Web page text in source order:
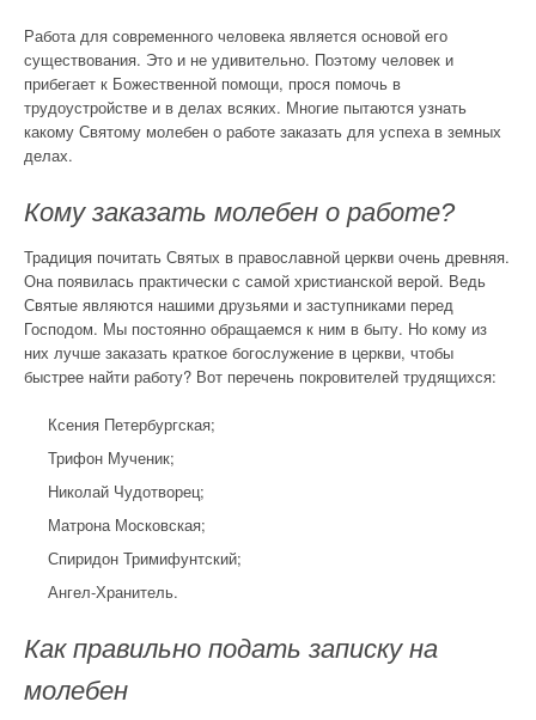
Работа для современного человека является основой его
существования. Это и не удивительно. Поэтому человек и
прибегает к Божественной помощи, прося помочь в
трудоустройстве и в делах всяких. Многие пытаются узнать
какому Святому молебен о работе заказать для успеха в земных
делах.
Кому заказать молебен о работе?
Традиция почитать Святых в православной церкви очень древняя.
Она появилась практически с самой христианской верой. Ведь
Святые являются нашими друзьями и заступниками перед
Господом. Мы постоянно обращаемся к ним в быту. Но кому из
них лучше заказать краткое богослужение в церкви, чтобы
быстрее найти работу? Вот перечень покровителей трудящихся:
Ксения Петербургская;
Трифон Мученик;
Николай Чудотворец;
Матрона Московская;
Спиридон Тримифунтский;
Ангел-Хранитель.
Как правильно подать записку на
молебен